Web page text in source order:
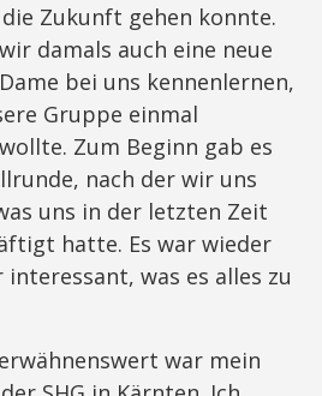
Zukunft gehen konnte.
damals auch eine neue
bei uns kennenlernen,
Gruppe einmal
Zum Beginn gab es
nach der wir uns
uns in der letzten Zeit
hatte. Es war wieder
interessant, was es alles zu
war mein